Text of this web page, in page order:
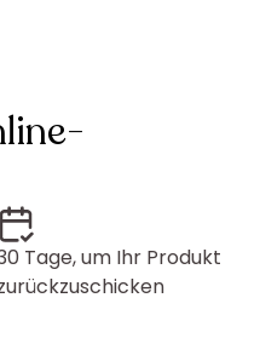
Tage, um Ihr Produkt